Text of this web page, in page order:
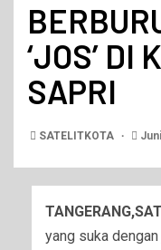
‘JOS’ DI
SAPRI
SATELITKOTA
yang suka